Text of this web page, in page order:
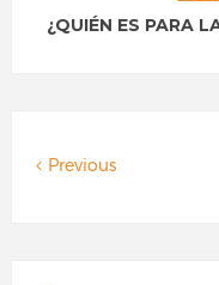
¿QUIÉN ES PARA
Previous